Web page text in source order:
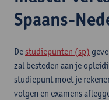
Spaans-
De studiepunten (sp)
zal besteden aan je
studiepunt moet je
volgen en examens